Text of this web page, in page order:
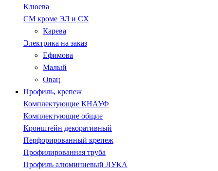
Клюева
СМ кроме ЭЛ и СХ
Карева
Электрика на заказ
Ефимова
Малый
Овац
Профиль, крепеж
Комплектующие КНАУФ
Комплектующие общие
Кронштейн декоративный
Перфорированный крепеж
Профилированная труба
Профиль алюминиевый ЛУКА